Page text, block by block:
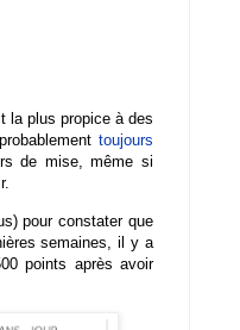
la plus propice à des
toujours
de mise, même si
pour constater que
semaines, il y a
points après avoir